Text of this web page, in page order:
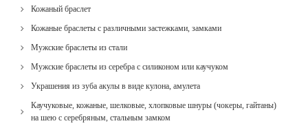
Кожаный браслет
Кожаные браслеты с различными застежками, замками
Мужские браслеты из стали
Мужские браслеты из серебра с силиконом или каучуком
Украшения из зуба акулы в виде кулона, амулета
Каучуковые, кожаные, шелковые, хлопковые шнуры (чокеры, гайтаны)
на шею с серебряным, стальным замком